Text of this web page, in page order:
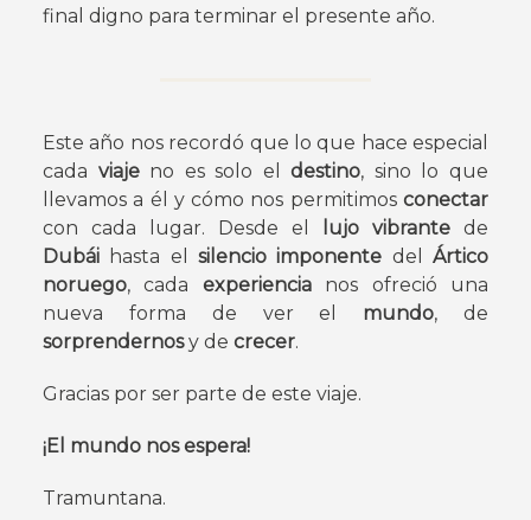
final digno para terminar el presente año.
Este año nos recordó que lo que hace especial
cada viajeno es solo eldestino, sino lo que
llevamos a él y cómo nos permitimos conectar
con cada lugar. Desde el
lujo vibrante de
Dubái hasta el silencio imponente delÁrtico
noruego, cada experiencianos ofreció una
nueva forma de ver el mundo, de
sorprendernosy de crecer.
Gracias por ser parte de este viaje.
¡El mundo nos espera!
Tramuntana.